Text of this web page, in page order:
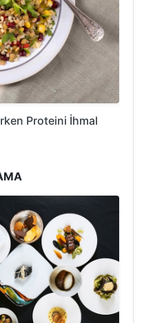
Proteini İhmal